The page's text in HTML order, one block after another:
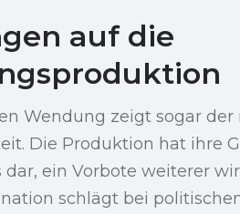
auf die
Wendung zeigt sogar
Die Produktion hat ihre
dar, ein Vorbote weiterer
schlägt bei